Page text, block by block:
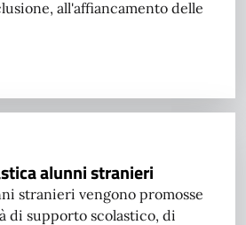
all'affiancamento delle
alunni stranieri
stranieri vengono promosse
di supporto scolastico, di